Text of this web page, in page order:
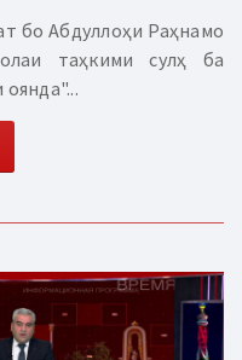
бо Абдуллоҳи Раҳнамо
таҳкими сулҳ ба